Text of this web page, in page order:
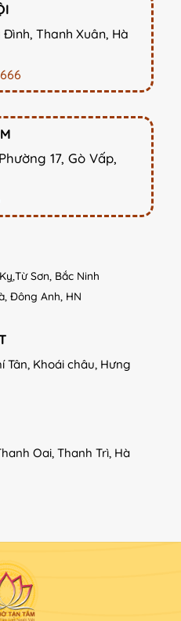
Thanh Xuân, Hà
17, Gò Vấp,
Sơn, Bắc Ninh
Đông Anh, HN
Tân, Khoái châu, Hưng
Oai, Thanh Trì, Hà